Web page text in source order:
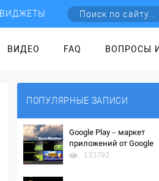
ВИДЖЕТЫ
ВИДЕО FAQ ВОПРОСЫ
ПОПУЛЯРНЫЕ ЗАПИСИ
Google Play – маркет
приложений от Google
133793